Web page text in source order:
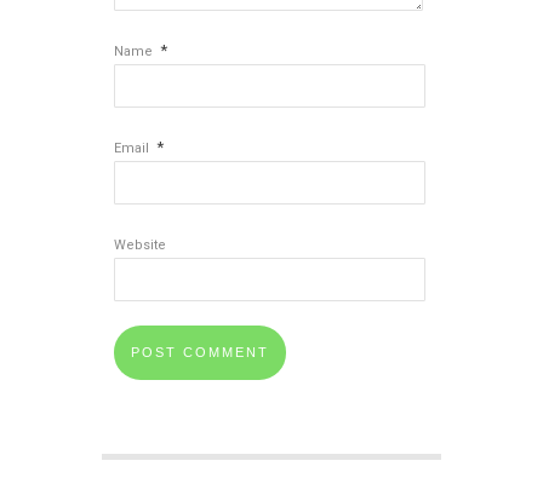
Name *
Email *
Website